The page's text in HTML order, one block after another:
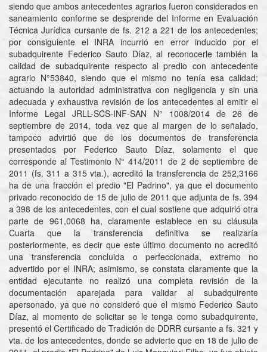
siendo que ambos antecedentes agrarios fueron considerados en
saneamiento conforme se desprende del Informe en Evaluación
Técnica Jurídica cursante de fs. 212 a 221 de los antecedentes;
por consiguiente el INRA incurrió en error inducido por el
subadquirente Federico Sauto Díaz, al reconocerle también la
calidad de subadquirente respecto al predio con antecedente
agrario N°53840, siendo que el mismo no tenía esa calidad;
actuando la autoridad administrativa con negligencia y sin una
adecuada y exhaustiva revisión de los antecedentes al emitir el
Informe Legal JRLL-SCS-INF-SAN N° 1008/2014 de 26 de
septiembre de 2014, toda vez que al margen de lo señalado,
tampoco advirtió que de los documentos de transferencia
presentados por Federico Sauto Díaz, solamente el que
corresponde al Testimonio N° 414/2011 de 2 de septiembre de
2011 (fs. 311 a 315 vta.), acreditó la transferencia de 252,3166
ha de una fracción el predio "El Padrino", ya que el documento
privado reconocido de 15 de julio de 2011 que adjunta de fs. 394
a 398 de los antecedentes, con el cual sostiene que adquirió otra
parte de 961,0068 ha, claramente establece en su cláusula
Cuarta que la transferencia definitiva se realizaría
posteriormente, es decir que este último documento no acreditó
una transferencia concluida o perfeccionada, extremo no
advertido por el INRA; asimismo, se constata claramente que la
entidad ejecutante no realizó una completa revisión de la
documentación aparejada para validar al subadquirente
apersonado, ya que no consideró que el mismo Federico Sauto
Díaz, al momento de solicitar se le tenga como subadquirente,
presentó el Certificado de Tradición de DDRR cursante a fs. 321 y
vta. de los antecedentes, donde se advierte que en 18 de julio de